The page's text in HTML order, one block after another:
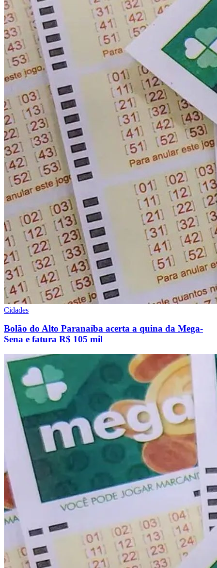
Cidades
Bolão do Alto Paranaíba acerta a quina da Mega-
Sena e fatura R$ 105 mil